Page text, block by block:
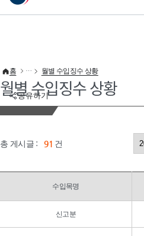
이 누리집은 대한민국 공식 전자정부 누리집입니다.
공유하기
홈 월별 수입징수 상황
월별 수입징수 상황
총 게시글 : 91 건
수입목명
신고분